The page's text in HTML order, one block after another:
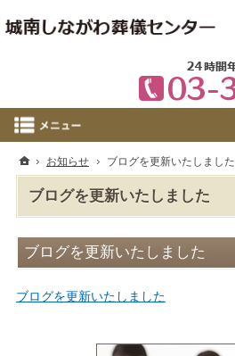
ブログを更新いたしました
ブログを更新いたしました
ブログを更新いたしました
ホーム
お知らせ ブログを更新いたしました